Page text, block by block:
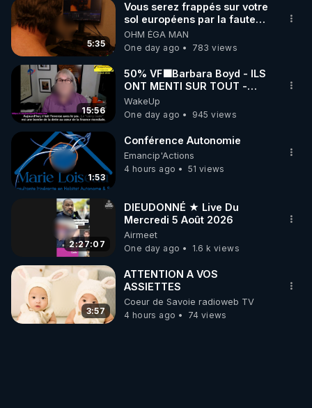
5:35
Vous serez frappés sur votre
sol européens par la faute
des dirigeants qui s'en
mettent dans le nez
OHM ÉGA MAN
One day ago
783 views
15:56
50% VF🟩Barbara Boyd - ILS
ONT MENTI SUR TOUT -
Jocelyne Traduction
WakeUp
One day ago
945 views
1:53
Conférence Autonomie
Emancip'Actions
4 hours ago
51 views
2:27:07
DIEUDONNÉ ★ Live Du
Mercredi 5 Août 2026
Airmeet
One day ago
1.6 k views
3:57
ATTENTION A VOS
ASSIETTES
Coeur de Savoie radioweb TV
4 hours ago
74 views